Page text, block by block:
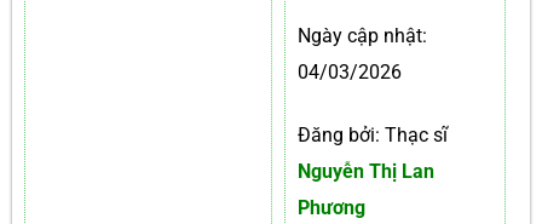
Ngày cập nhật:
04/03/2026
Đăng bởi: Thạc sĩ
Nguyễn Thị Lan
Phương